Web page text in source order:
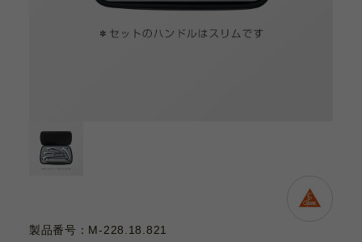
製品番号：M-228.18.821